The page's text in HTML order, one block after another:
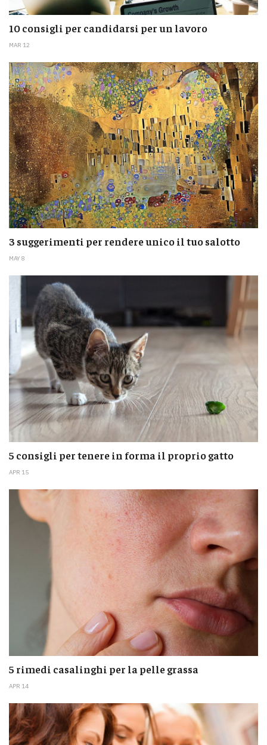
10 consigli per candidarsi per un lavoro
MAR 12
3 suggerimenti per rendere unico il tuo salotto
MAY 8
5 consigli per tenere in forma il proprio gatto
APR 15
5 rimedi casalinghi per la pelle grassa
APR 14